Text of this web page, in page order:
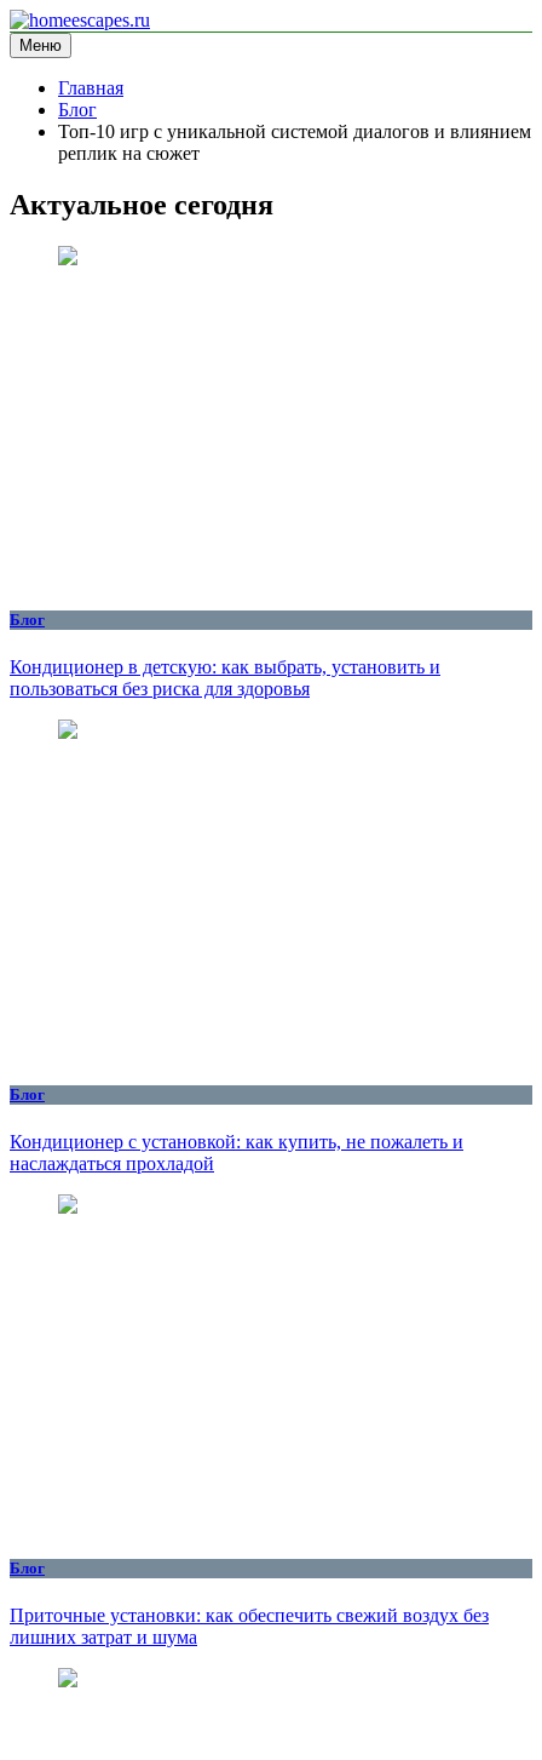
Перейти
к
содержимому
homeescapes.ru
информационный сайт
Меню
Главная
Блог
Топ-10 игр с уникальной системой диалогов и влиянием
реплик на сюжет
Актуальное сегодня
Блог
Кондиционер в детскую: как выбрать, установить и
пользоваться без риска для здоровья
Блог
Кондиционер с установкой: как купить, не пожалеть и
наслаждаться прохладой
Блог
Приточные установки: как обеспечить свежий воздух без
лишних затрат и шума